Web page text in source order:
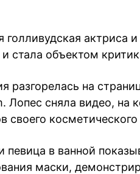
голливудская актриса
стала объектом
разгорелась на
Лопес сняла видео, на
своего
певица в ванной
маски,